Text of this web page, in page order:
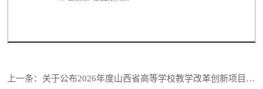
上一条：关于公布2026年度山西省高等学校教学改革创新项目（思想政治理论课）拟...